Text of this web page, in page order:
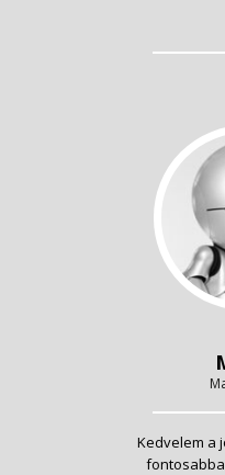
Kedvelem a